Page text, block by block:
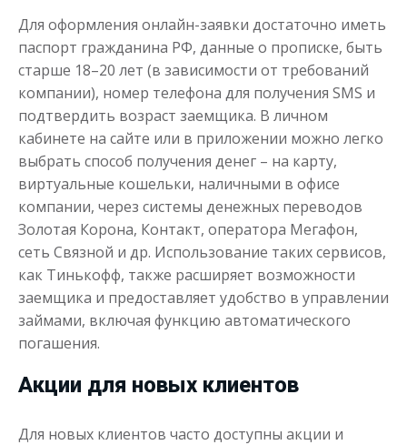
Для оформления онлайн-заявки достаточно иметь
паспорт гражданина РФ, данные о прописке, быть
старше 18–20 лет (в зависимости от требований
компании), номер телефона для получения SMS и
подтвердить возраст заемщика. В личном
кабинете на сайте или в приложении можно легко
выбрать способ получения денег – на карту,
виртуальные кошельки, наличными в офисе
компании, через системы денежных переводов
Золотая Корона, Контакт, оператора Мегафон,
сеть Связной и др. Использование таких сервисов,
как Тинькофф, также расширяет возможности
заемщика и предоставляет удобство в управлении
займами, включая функцию автоматического
погашения.
Акции для новых клиентов
Для новых клиентов часто доступны акции и